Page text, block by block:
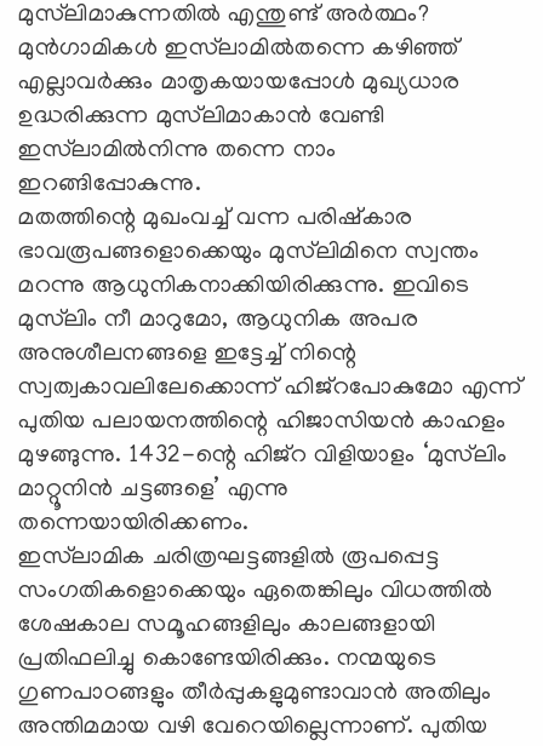
മുസ്‌ലിമാകുന്നതില്‍ എന്തുണ്ട് അര്‍ത്ഥം?
മുന്‍ഗാമികള്‍ ഇസ്‌ലാമില്‍തന്നെ കഴിഞ്ഞ്
എല്ലാവര്‍ക്കും മാതൃകയായപ്പോള്‍ മുഖ്യധാര
ഉദ്ധരിക്കുന്ന മുസ്‌ലിമാകാന്‍ വേണ്ടി
ഇസ്‌ലാമില്‍നിന്നു തന്നെ നാം
ഇറങ്ങിപ്പോകുന്നു.
മതത്തിന്റെ മുഖംവച്ച് വന്ന പരിഷ്‌കാര
ഭാവരൂപങ്ങളൊക്കെയും മുസ്‌ലിമിനെ സ്വന്തം
മറന്നു ആധുനികനാക്കിയിരിക്കുന്നു. ഇവിടെ
മുസ്‌ലിം നീ മാറുമോ, ആധുനിക അപര
അനുശീലനങ്ങളെ ഇട്ടേച്ച് നിന്റെ
സ്വത്വകാവലിലേക്കൊന്ന് ഹിജ്‌റപോകുമോ എന്ന്
പുതിയ പലായനത്തിന്റെ ഹിജാസിയന്‍ കാഹളം
മുഴങ്ങുന്നു. 1432-ന്റെ ഹിജ്‌റ വിളിയാളം ‘മുസ്‌ലിം
മാറ്റൂനിന്‍ ചട്ടങ്ങളെ’ എന്നു
തന്നെയായിരിക്കണം.
ഇസ്‌ലാമിക ചരിത്രഘട്ടങ്ങളില്‍ രൂപപ്പെട്ട
സംഗതികളൊക്കെയും ഏതെങ്കിലും വിധത്തില്‍
ശേഷകാല സമൂഹങ്ങളിലും കാലങ്ങളായി
പ്രതിഫലിച്ചു കൊണ്ടേയിരിക്കും. നന്മയുടെ
ഗുണപാഠങ്ങളും തീര്‍പ്പുകളുമുണ്ടാവാന്‍ അതിലും
അന്തിമമായ വഴി വേറെയില്ലെന്നാണ്. പുതിയ